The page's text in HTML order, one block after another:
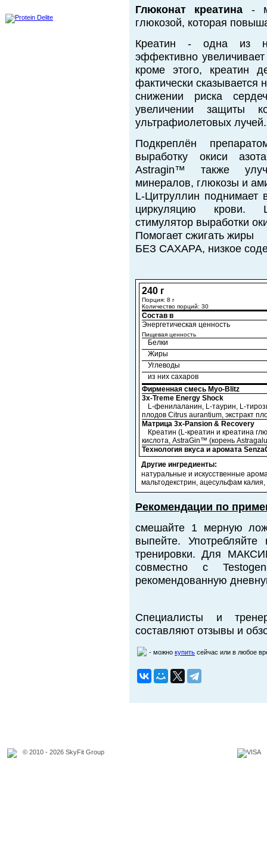
Глюконат креатина -
глюкозой, которая
Креатин - одна из
эффективно
кроме этого, креатин
фактически сказывается
снижении риска
увеличении защиты
ультрафиолетовых лучей.
Подкреплён
выработку окиси
Astragin™ также
минералов, глюкозы и
L-Цитруллин поднимает
циркуляцию крови.
стимулятор выработки
Помогает сжигать жиры
БЕЗ САХАРА, низкое
240 г
Порция: 8 г
Количество порций: 30
Состав в
Энергетическая ценность
Пищевая ценность
Белки
Жиры
Углеводы
из них сахаров
Фирменная смесь Myo-Blitz
3x-Treme Energy Shock
L-фенилаланин, L-таурин, L-
плодов Citrus aurantium, экстракт
Матрица 3x-Pansion & Recovery
Креатин (L-креатин и креатина
кислота, AstraGin™ (корень
Технология вкуса и аромата
Другие ингредиенты:
натуральные и искусственные
мальтодекстрин, ацесульфам калия,
Рекомендации по
смешайте 1 мерную
выпейте.
тренировки. Для
совместно с
рекомендованную
Специалисты и
составляют отзывы и
- можно купить сейчас или в любое
© 2010 - 2026 SkyFit Group